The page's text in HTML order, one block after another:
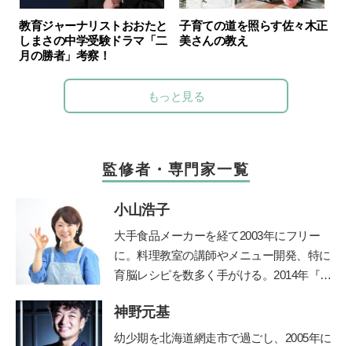
教育ジャーナリストおおたと
しまさの中学受験ドラマ「二
月の勝者」考察！
子育ての道を照らす佐々木正
美さんの教え
もっと見る
監修者・専門家一覧
小山浩子
大手食品メーカーを経て2003年にフリー
に。料理教室の講師やメニュー開発、特に
育脳レシピを数多く手がける。2014年『目
（主婦の友社）で、グルマン世界料理大賞
を受賞。著書に『子どもの脳は「朝ごは
神野元基
幼少期を北海道網走市で過ごし、2005年に